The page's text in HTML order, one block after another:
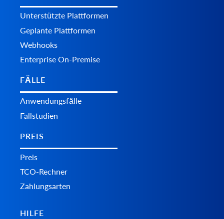
Unterstützte Plattformen
Geplante Plattformen
Webhooks
Enterprise On-Premise
FÄLLE
Anwendungsfälle
Fallstudien
PREIS
Preis
TCO-Rechner
Zahlungsarten
HILFE